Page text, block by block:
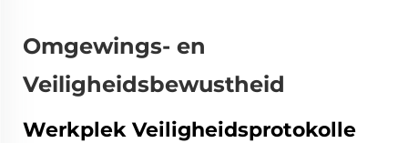
Omgewings- en
Veiligheidsbewustheid
Werkplek Veiligheidsprotokolle